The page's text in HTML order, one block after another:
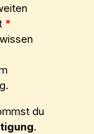
*
du
.